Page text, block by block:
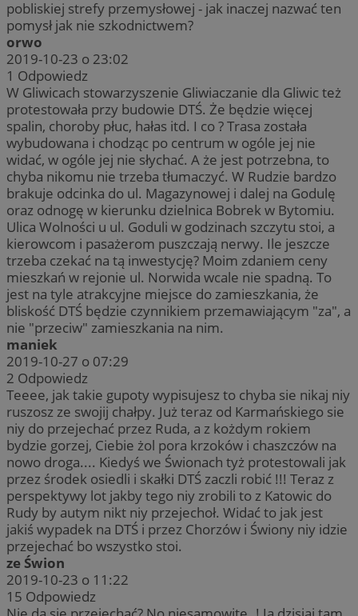
pobliskiej strefy przemysłowej - jak inaczej nazwać ten
pomysł jak nie szkodnictwem?
orwo
2019-10-23 o 23:02
1 Odpowiedz
W Gliwicach stowarzyszenie Gliwiaczanie dla Gliwic też
protestowała przy budowie DTŚ. Że będzie więcej
spalin, choroby płuc, hałas itd. I co ? Trasa została
wybudowana i chodząc po centrum w ogóle jej nie
widać, w ogóle jej nie słychać. A że jest potrzebna, to
chyba nikomu nie trzeba tłumaczyć. W Rudzie bardzo
brakuje odcinka do ul. Magazynowej i dalej na Godulę
oraz odnogę w kierunku dzielnica Bobrek w Bytomiu.
Ulica Wolności u ul. Goduli w godzinach szczytu stoi, a
kierowcom i pasażerom puszczają nerwy. Ile jeszcze
trzeba czekać na tą inwestycję? Moim zdaniem ceny
mieszkań w rejonie ul. Norwida wcale nie spadną. To
jest na tyle atrakcyjne miejsce do zamieszkania, że
bliskość DTŚ będzie czynnikiem przemawiającym "za", a
nie "przeciw" zamieszkania na nim.
maniek
2019-10-27 o 07:29
2 Odpowiedz
Teeee, jak takie gupoty wypisujesz to chyba sie nikaj niy
ruszosz ze swojij chałpy. Już teraz od Karmańskiego sie
niy do przejechać przez Ruda, a z kożdym rokiem
bydzie gorzej, Ciebie żol pora krzoków i chaszczów na
nowo droga.... Kiedyś we Świonach tyż protestowali jak
przez środek osiedli i skałki DTŚ zaczli robić !!! Teraz z
perspektywy lot jakby tego niy zrobili to z Katowic do
Rudy by autym nikt niy przejechoł. Widać to jak jest
jakiś wypadek na DTŚ i przez Chorzów i Świony niy idzie
przejechać bo wszystko stoi.
ze Świon
2019-10-23 o 11:22
15 Odpowiedz